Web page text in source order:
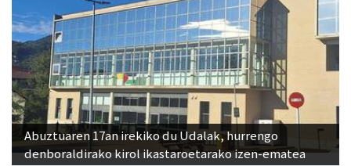
Abuztuaren 17an irekiko du Udalak, hurrengo
denboraldirako kirol ikastaroetarako izen-ematea